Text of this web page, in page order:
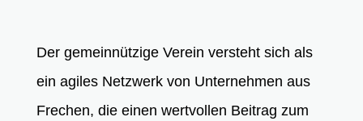
Der gemeinnützige Verein versteht sich als
ein agiles Netzwerk von Unternehmen aus
Frechen, die einen wertvollen Beitrag zum